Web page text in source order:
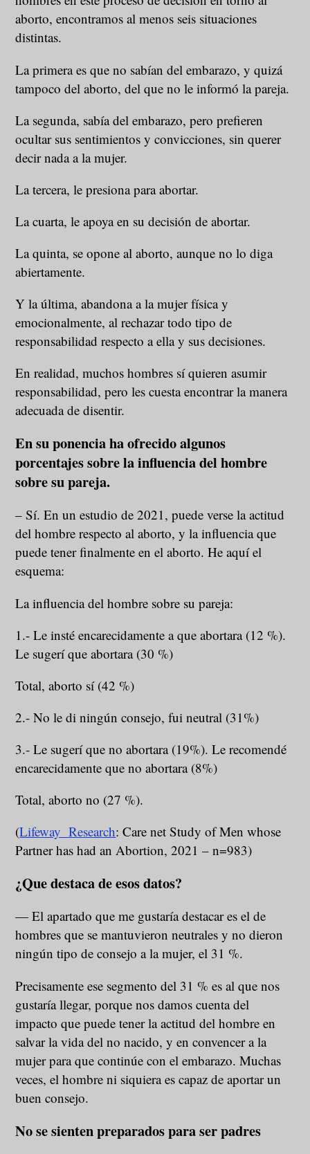
aborto, encontramos al menos seis situaciones
distintas.
La primera es que no sabían del embarazo, y quizá
tampoco del aborto, del que no le informó la pareja.
La segunda, sabía del embarazo, pero prefieren
ocultar sus sentimientos y convicciones, sin querer
decir nada a la mujer.
La tercera, le presiona para abortar.
La cuarta, le apoya en su decisión de abortar.
La quinta, se opone al aborto, aunque no lo diga
abiertamente.
Y la última, abandona a la mujer física y
emocionalmente, al rechazar todo tipo de
responsabilidad respecto a ella y sus decisiones.
En realidad, muchos hombres sí quieren asumir
responsabilidad, pero les cuesta encontrar la manera
adecuada de disentir.
En su ponencia ha ofrecido algunos
porcentajes sobre la influencia del hombre
sobre su pareja.
– Sí. En un estudio de 2021, puede verse la actitud
del hombre respecto al aborto, y la influencia que
puede tener finalmente en el aborto. He aquí el
esquema:
La influencia del hombre sobre su pareja:
1.- Le insté encarecidamente a que abortara (12 %).
Le sugerí que abortara (30 %)
Total, aborto sí (42 %)
2.- No le di ningún consejo, fui neutral (31%)
3.- Le sugerí que no abortara (19%). Le recomendé
encarecidamente que no abortara (8%)
Total, aborto no (27 %).
(Lifeway Research: Care net Study of Men whose
Partner has had an Abortion, 2021 – n=983)
¿Que destaca de esos datos?
— El apartado que me gustaría destacar es el de
hombres que se mantuvieron neutrales y no dieron
ningún tipo de consejo a la mujer, el 31 %.
Precisamente ese segmento del 31 % es al que nos
gustaría llegar, porque nos damos cuenta del
impacto que puede tener la actitud del hombre en
salvar la vida del no nacido, y en convencer a la
mujer para que continúe con el embarazo. Muchas
veces, el hombre ni siquiera es capaz de aportar un
buen consejo.
No se sienten preparados para ser padres